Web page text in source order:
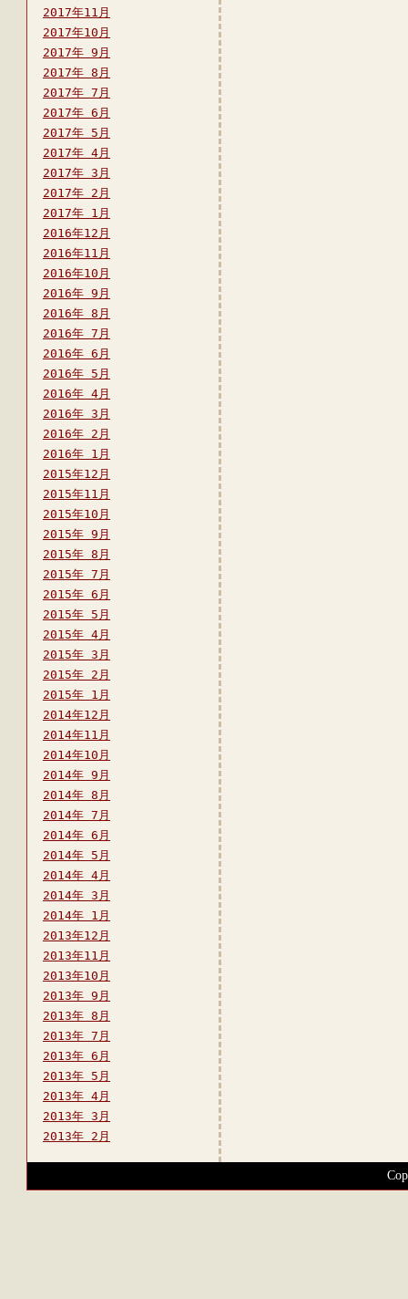
2017年11月
2017年10月
2017年 9月
2017年 8月
2017年 7月
2017年 6月
2017年 5月
2017年 4月
2017年 3月
2017年 2月
2017年 1月
2016年12月
2016年11月
2016年10月
2016年 9月
2016年 8月
2016年 7月
2016年 6月
2016年 5月
2016年 4月
2016年 3月
2016年 2月
2016年 1月
2015年12月
2015年11月
2015年10月
2015年 9月
2015年 8月
2015年 7月
2015年 6月
2015年 5月
2015年 4月
2015年 3月
2015年 2月
2015年 1月
2014年12月
2014年11月
2014年10月
2014年 9月
2014年 8月
2014年 7月
2014年 6月
2014年 5月
2014年 4月
2014年 3月
2014年 1月
2013年12月
2013年11月
2013年10月
2013年 9月
2013年 8月
2013年 7月
2013年 6月
2013年 5月
2013年 4月
2013年 3月
2013年 2月